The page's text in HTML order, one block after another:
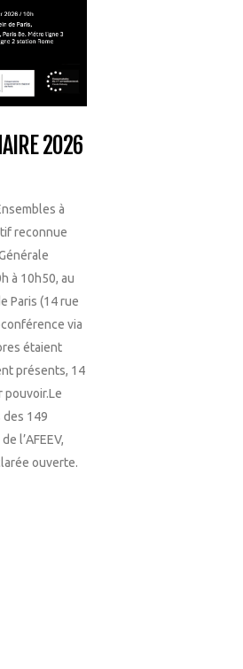
2026
à
reconnue
à 10h50, au
Paris (14 rue
via
étaient
présents, 14
des 149
l’AFEEV,
ouverte.